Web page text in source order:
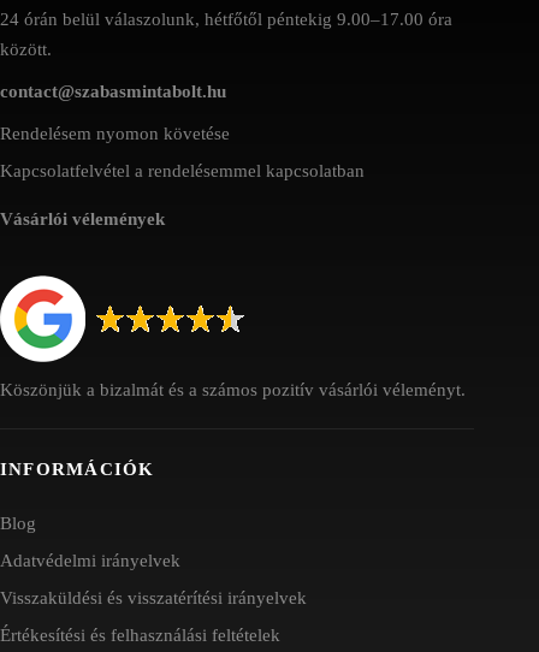
24 órán belül válaszolunk, hétfőtől péntekig 9.00–17.00 óra
között.
contact@szabasmintabolt.hu
Rendelésem nyomon követése
Kapcsolatfelvétel a rendelésemmel kapcsolatban
Vásárlói vélemények
Köszönjük a bizalmát és a számos pozitív vásárlói véleményt.
INFORMÁCIÓK
Blog
Adatvédelmi irányelvek
Visszaküldési és visszatérítési irányelvek
Értékesítési és felhasználási feltételek